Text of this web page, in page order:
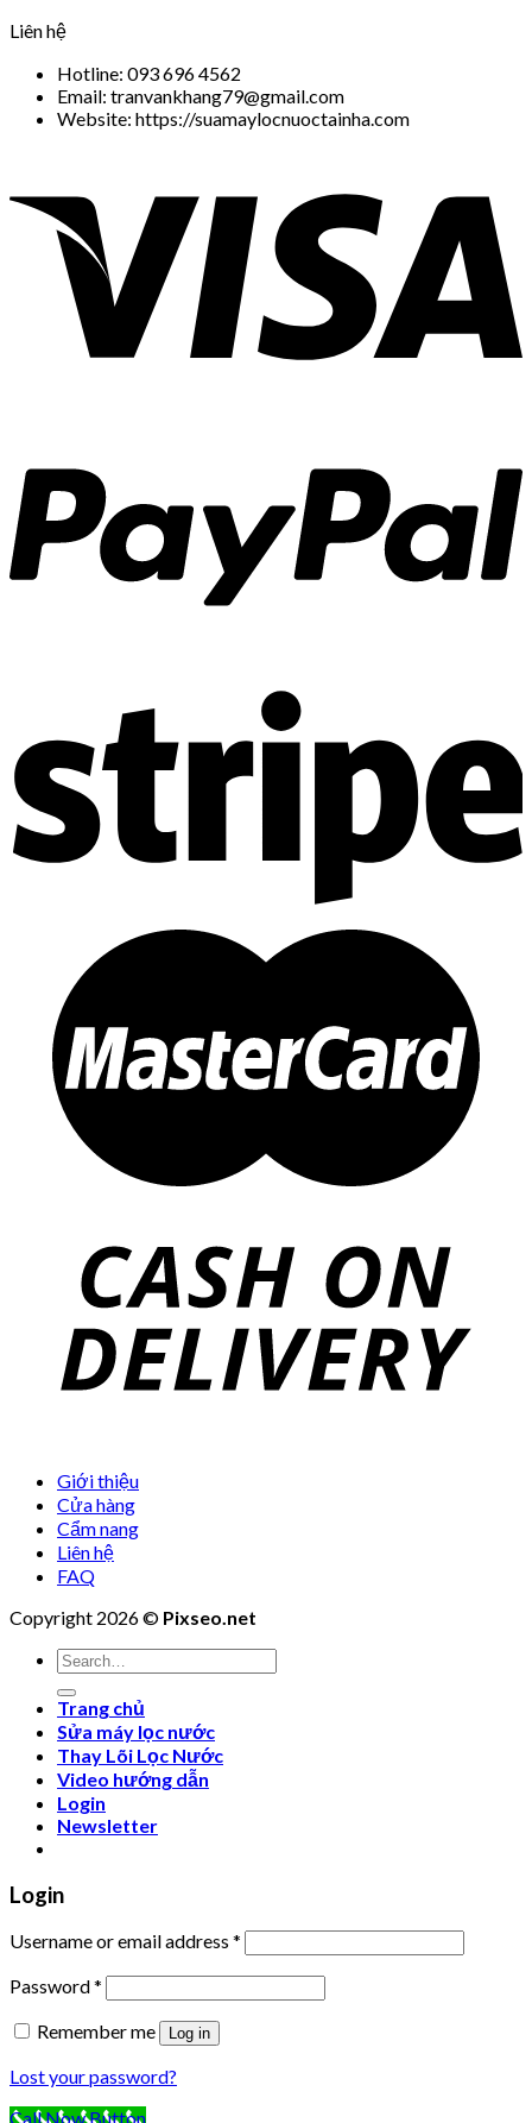
Liên hệ
Hotline: 093 696 4562
Email: tranvankhang79@gmail.com
Website: https://suamaylocnuoctainha.com
Giới thiệu
Cửa hàng
Cẩm nang
Liên hệ
FAQ
Copyright 2026 © Pixseo.net
Search
for:
Trang chủ
Sửa máy lọc nước
Thay Lõi Lọc Nước
Video hướng dẫn
Login
Newsletter
Login
Username or email address *
Password*
Remember me
Log in
Lost your password?
Call Now Button